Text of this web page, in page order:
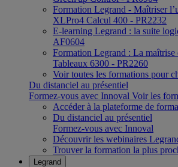
Formation Legrand - Maîtriser
XLPro4 Calcul 400 - PR2232
E-learning Legrand : la suite
AF0604
Formation Legrand : La
Tableaux 6300 - PR2260
Voir toutes les formations pour
Du distanciel au présentiel
Formez-vous avec Innoval Voir les
Accéder à la plateforme de
Du distanciel au présentiel
Formez-vous avec Innoval
Découvrir les webinaires
Trouver la formation la plus
Legrand